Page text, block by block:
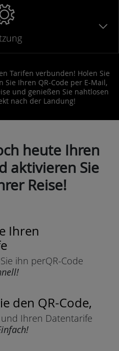
Tarifen verbunden! Holen Sie
Sie Ihren QR-Code per E-Mail,
und genießen Sie nahtlosen
nach der Landung!
heute Ihren
aktivieren Sie
Reise!
Ihren
ihn perQR-Code
den QR-Code,
Ihren Datentarife